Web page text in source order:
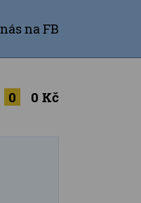
na FB
0 0 Kč